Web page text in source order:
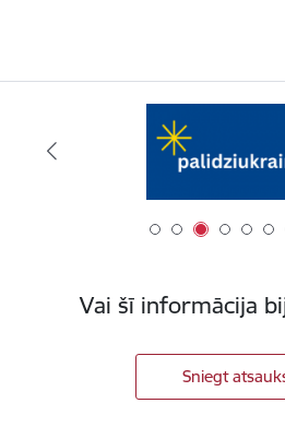
Vai šī informācija
Sniegt